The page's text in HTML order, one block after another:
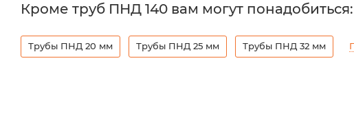
Кроме труб ПНД 140 вам могут понадобиться:
Трубы ПНД 20 мм Трубы ПНД 25 мм Трубы ПНД 32 мм